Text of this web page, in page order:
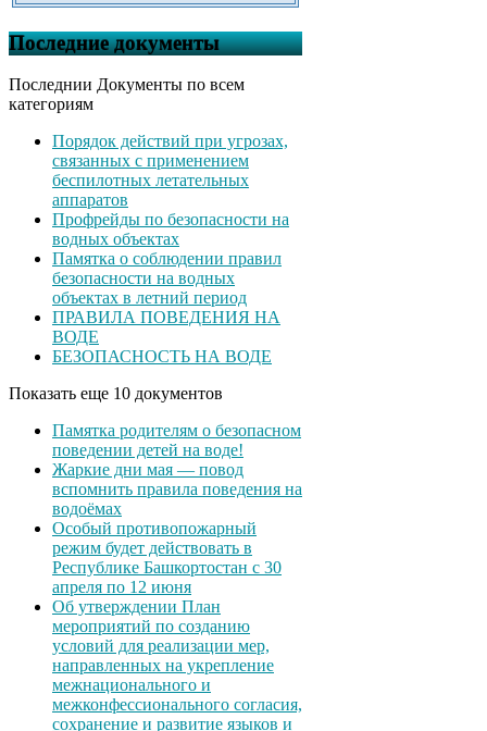
Последние документы
Последнии Документы по всем
категориям
Порядок действий при угрозах,
связанных с применением
беспилотных летательных
аппаратов
Профрейды по безопасности на
водных объектах
Памятка о соблюдении правил
безопасности на водных
объектах в летний период
ПРАВИЛА ПОВЕДЕНИЯ НА
ВОДЕ
БЕЗОПАСНОСТЬ НА ВОДЕ
Показать еще 10 документов
Памятка родителям о безопасном
поведении детей на воде!
Жаркие дни мая — повод
вспомнить правила поведения на
водоёмах
Особый противопожарный
режим будет действовать в
Республике Башкортостан с 30
апреля по 12 июня
Об утверждении План
мероприятий по созданию
условий для реализации мер,
направленных на укрепление
межнационального и
межконфессионального согласия,
сохранение и развитие языков и